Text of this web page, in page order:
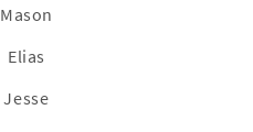
Mason
Elias
Jesse